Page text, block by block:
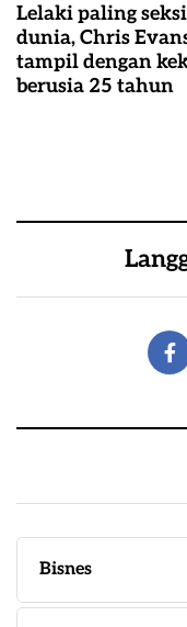
Lelaki paling seksi
dunia, Chris
tampil dengan
berusia 25 tahun
Bisnes